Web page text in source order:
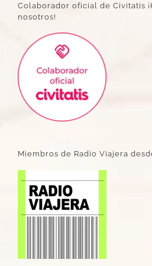
Colaborador oficial de Civitatis
nosotros!
Miembros de Radio Viajera